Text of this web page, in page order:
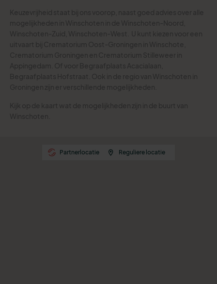
Partnerlocatie Reguliere locatie